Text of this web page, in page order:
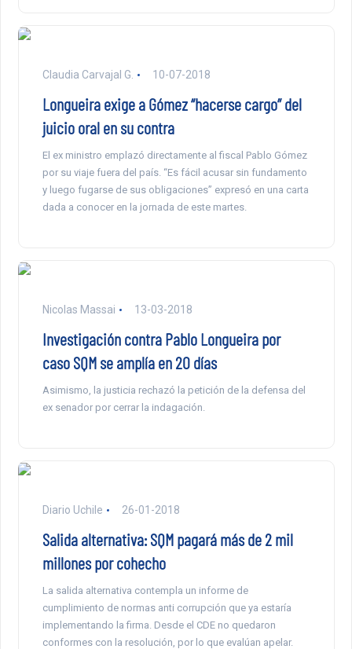
Claudia Carvajal G. 10-07-2018
Longueira exige a Gómez “hacerse cargo” del
juicio oral en su contra
El ex ministro emplazó directamente al fiscal Pablo Gómez
por su viaje fuera del país. “Es fácil acusar sin fundamento
y luego fugarse de sus obligaciones” expresó en una carta
dada a conocer en la jornada de este martes.
Nicolas Massai 13-03-2018
Investigación contra Pablo Longueira por
caso SQM se amplía en 20 días
Asimismo, la justicia rechazó la petición de la defensa del
ex senador por cerrar la indagación.
Diario Uchile 26-01-2018
Salida alternativa: SQM pagará más de 2 mil
millones por cohecho
La salida alternativa contempla un informe de
cumplimiento de normas anti corrupción que ya estaría
implementando la firma. Desde el CDE no quedaron
conformes con la resolución, por lo que evalúan apelar.